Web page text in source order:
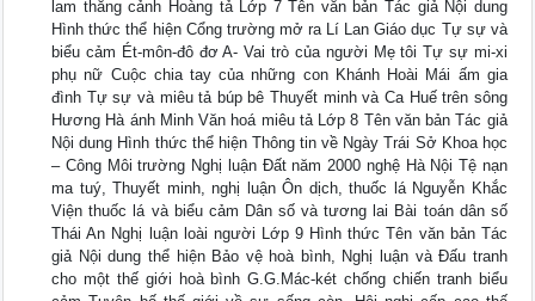
lam thắng cảnh Hoàng tả Lớp 7 Tên văn bản Tác giả Nội dung
Hình thức thể hiện Cổng trường mở ra Lí Lan Giáo dục Tự sự và
biểu cảm Ét-môn-đô đơ A- Vai trò của người Mẹ tôi Tự sự mi-xi
phụ nữ Cuộc chia tay của những con Khánh Hoài Mái ấm gia
đình Tự sự và miêu tả búp bê Thuyết minh và Ca Huế trên sông
Hương Hà ánh Minh Văn hoá miêu tả Lớp 8 Tên văn bản Tác giả
Nội dung Hình thức thể hiện Thông tin về Ngày Trái Sở Khoa học
– Công Môi trường Nghị luận Đất năm 2000 nghệ Hà Nội Tệ nạn
ma tuý, Thuyết minh, nghị luận Ôn dịch, thuốc lá Nguyễn Khắc
Viện thuốc lá và biểu cảm Dân số và tương lai Bài toán dân số
Thái An Nghị luận loài người Lớp 9 Hình thức Tên văn bản Tác
giả Nội dung thể hiện Bảo vệ hoà bình, Nghị luận và Đấu tranh
cho một thế giới hoà bình G.G.Mác-két chống chiến tranh biểu